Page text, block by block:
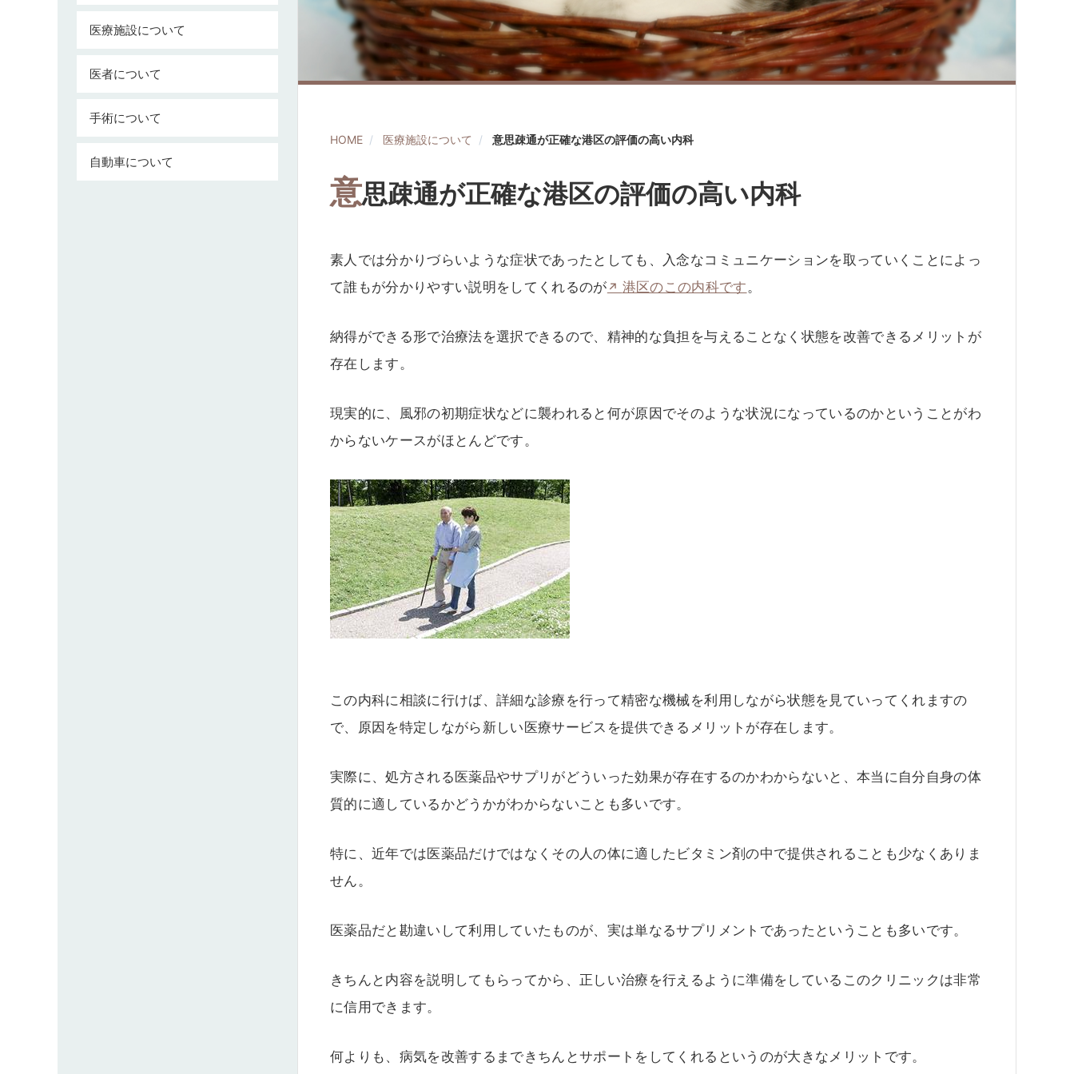
HOME 医療施設について 意思疎通が正確な港区の評価の高い内科
意思疎通が正確な港区の評価の高い内科
素人では分かりづらいような症状であったとしても、入念なコミュニケーションを取っていくことによっ
て誰もが分かりやすい説明をしてくれるのが
港区のこの内科です。
納得ができる形で治療法を選択できるので、精神的な負担を与えることなく状態を改善できるメリットが
存在します。
現実的に、風邪の初期症状などに襲われると何が原因でそのような状況になっているのかということがわ
からないケースがほとんどです。
この内科に相談に行けば、詳細な診療を行って精密な機械を利用しながら状態を見ていってくれますの
で、原因を特定しながら新しい医療サービスを提供できるメリットが存在します。
実際に、処方される医薬品やサプリがどういった効果が存在するのかわからないと、本当に自分自身の体
質的に適しているかどうかがわからないことも多いです。
特に、近年では医薬品だけではなくその人の体に適したビタミン剤の中で提供されることも少なくありま
せん。
医薬品だと勘違いして利用していたものが、実は単なるサプリメントであったということも多いです。
きちんと内容を説明してもらってから、正しい治療を行えるように準備をしているこのクリニックは非常
に信用できます。
何よりも、病気を改善するまできちんとサポートをしてくれるというのが大きなメリットです。
医療施設について
医者について
手術について
自動車について